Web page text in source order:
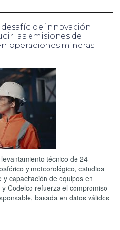
de innovación
las emisiones de
operaciones mineras
técnico de 24
y meteorológico, estudios
capacitación de equipos en
Codelco refuerza el compromiso
basada en datos válidos